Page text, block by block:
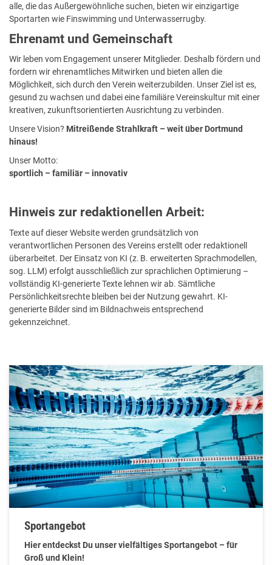
alle, die das Außergewöhnliche suchen, bieten wir einzigartige
Sportarten wie Finswimming und Unterwasserrugby.
Ehrenamt und Gemeinschaft
Wir leben vom Engagement unserer Mitglieder. Deshalb fördern und
fordern wir ehrenamtliches Mitwirken und bieten allen die
Möglichkeit, sich durch den Verein weiterzubilden. Unser Ziel ist es,
gesund zu wachsen und dabei eine familiäre Vereinskultur mit einer
kreativen, zukunftsorientierten Ausrichtung zu verbinden.
Unsere Vision? Mitreißende Strahlkraft – weit über Dortmund
hinaus!
Unser Motto:
sportlich – familiär – innovativ
Hinweis zur redaktionellen Arbeit:
Texte auf dieser Website werden grundsätzlich von
verantwortlichen Personen des Vereins erstellt oder redaktionell
überarbeitet. Der Einsatz von KI (z. B. erweiterten Sprachmodellen,
sog. LLM) erfolgt ausschließlich zur sprachlichen Optimierung –
vollständig KI-generierte Texte lehnen wir ab. Sämtliche
Persönlichkeitsrechte bleiben bei der Nutzung gewahrt. KI-
generierte Bilder sind im Bildnachweis entsprechend
gekennzeichnet.
Sportangebot
Hier entdeckst Du unser vielfältiges Sportangebot – für
Groß und Klein!